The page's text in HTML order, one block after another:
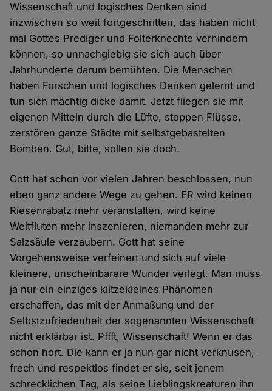
Wissenschaft und logisches Denken sind
inzwischen so weit fortgeschritten, das haben nicht
mal Gottes Prediger und Folterknechte verhindern
können, so unnachgiebig sie sich auch über
Jahrhunderte darum bemühten. Die Menschen
haben Forschen und logisches Denken gelernt und
tun sich mächtig dicke damit. Jetzt fliegen sie mit
eigenen Mitteln durch die Lüfte, stoppen Flüsse,
zerstören ganze Städte mit selbstgebastelten
Bomben. Gut, bitte, sollen sie doch.
Gott hat schon vor vielen Jahren beschlossen, nun
eben ganz andere Wege zu gehen. ER wird keinen
Riesenrabatz mehr veranstalten, wird keine
Weltfluten mehr inszenieren, niemanden mehr zur
Salzsäule verzaubern. Gott hat seine
Vorgehensweise verfeinert und sich auf viele
kleinere, unscheinbarere Wunder verlegt. Man muss
ja nur ein einziges klitzekleines Phänomen
erschaffen, das mit der Anmaßung und der
Selbstzufriedenheit der sogenannten Wissenschaft
nicht erklärbar ist. Pffft, Wissenschaft! Wenn er das
schon hört. Die kann er ja nun gar nicht verknusen,
frech und respektlos findet er sie, seit jenem
schrecklichen Tag, als seine Lieblingskreaturen ihn